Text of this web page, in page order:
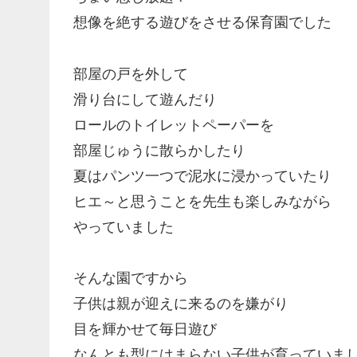
想像を絶する遊びをさせる保育園でした
部屋の戸を外して
滑り台にして遊んだり
ロールのトイレットペーパーを
部屋じゅうに散らかしたり
夏はパンツ一つで泥水に浸かっていたり
ヒエ～と思うことを先生も楽しみながら
やっていました
そんな園ですから
子供は親が迎えに来るのを嫌がり
目を輝かせて毎日遊び